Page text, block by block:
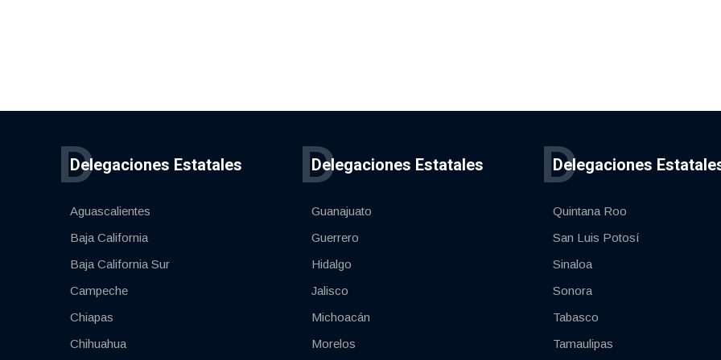
Delegaciones Estatales
D
Aguascalientes
Baja California
Baja California Sur
Campeche
Chiapas
Chihuahua
Delegaciones Estatales
D
Guanajuato
Guerrero
Hidalgo
Jalisco
Michoacán
Morelos
Delegaciones
D
Quintana Roo
San Luis Potosí
Sinaloa
Sonora
Tabasco
Tamaulipas